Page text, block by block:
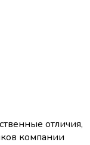
отличия,
компании